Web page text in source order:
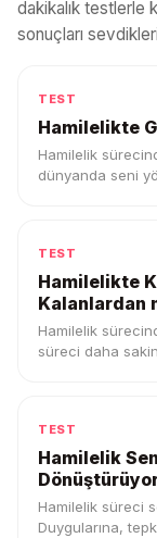
dakikalık testlerle
sonuçları
TEST
Hamilelikte
Hamilelik
dünyanda seni
TEST
Hamilelikte
Kalanlardan
Hamilelik
süreci daha sakin
TEST
Hamilelik
Hamilelik süreci
Duygularına,